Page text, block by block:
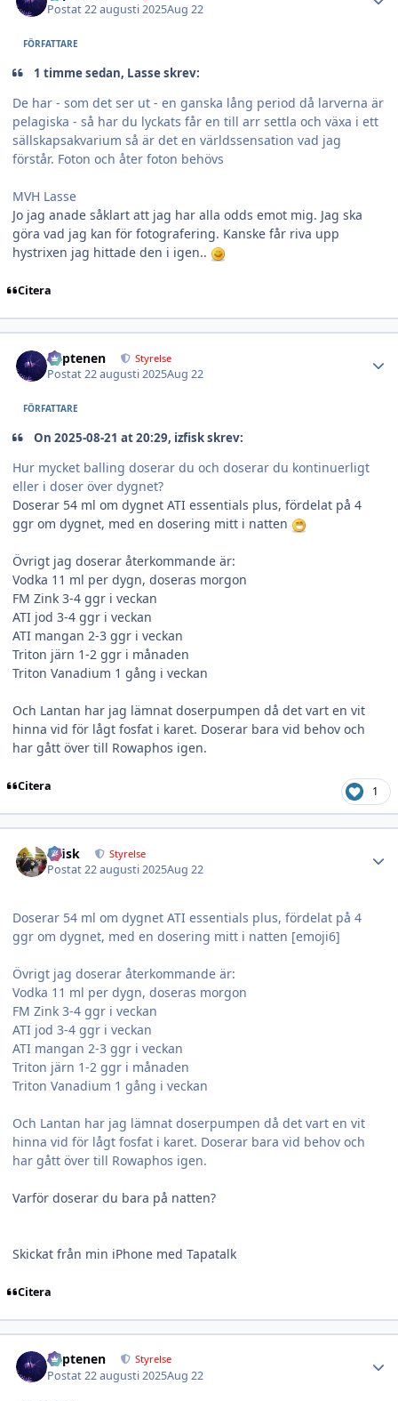
Postat22 augusti 2025Aug 22
FÖRFATTARE
1 timme sedan, Lasse skrev:
De har - som det ser ut - en ganska lång period då larverna är
pelagiska - så har du lyckats får en till arr settla och växa i ett
sällskapsakvarium så är det en världssensation vad jag
förstår. Foton och åter foton behövs
MVH Lasse
Jo jag anade såklart att jag har alla odds emot mig. Jag ska
göra vad jag kan för fotografering. Kanske får riva upp
hystrixen jag hittade den i igen..
Citera
kaptenen Styrelse
Postat22 augusti 2025Aug 22
FÖRFATTARE
On 2025-08-21 at 20:29, izfisk skrev:
Hur mycket balling doserar du och doserar du kontinuerligt
eller i doser över dygnet?
Doserar 54 ml om dygnet ATI essentials plus, fördelat på 4
ggr om dygnet, med en dosering mitt i natten
Övrigt jag doserar återkommande är:
Vodka 11 ml per dygn, doseras morgon
FM Zink 3-4 ggr i veckan
ATI jod 3-4 ggr i veckan
ATI mangan 2-3 ggr i veckan
Triton järn 1-2 ggr i månaden
Triton Vanadium 1 gång i veckan
Och Lantan har jag lämnat doserpumpen då det vart en vit
hinna vid för lågt fosfat i karet. Doserar bara vid behov och
har gått över till Rowaphos igen.
Citera 1
izfisk Styrelse
Postat22 augusti 2025Aug 22
Doserar 54 ml om dygnet ATI essentials plus, fördelat på 4
ggr om dygnet, med en dosering mitt i natten [emoji6]
Övrigt jag doserar återkommande är:
Vodka 11 ml per dygn, doseras morgon
FM Zink 3-4 ggr i veckan
ATI jod 3-4 ggr i veckan
ATI mangan 2-3 ggr i veckan
Triton järn 1-2 ggr i månaden
Triton Vanadium 1 gång i veckan
Och Lantan har jag lämnat doserpumpen då det vart en vit
hinna vid för lågt fosfat i karet. Doserar bara vid behov och
har gått över till Rowaphos igen.
Varför doserar du bara på natten?
Skickat från min iPhone med Tapatalk
Citera
kaptenen Styrelse
Postat22 augusti 2025Aug 22